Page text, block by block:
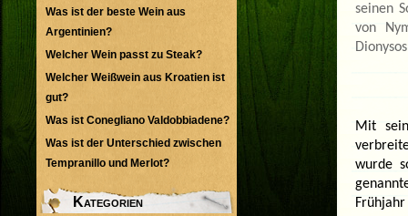
seinen
von
Mit
wurde
Was ist der beste Wein aus
Argentinien?
Welcher Wein passt zu Steak?
Welcher Weißwein aus Kroatien ist
gut?
Was ist Conegliano Valdobbiadene?
Was ist der Unterschied zwischen
Tempranillo und Merlot?
Kategorien